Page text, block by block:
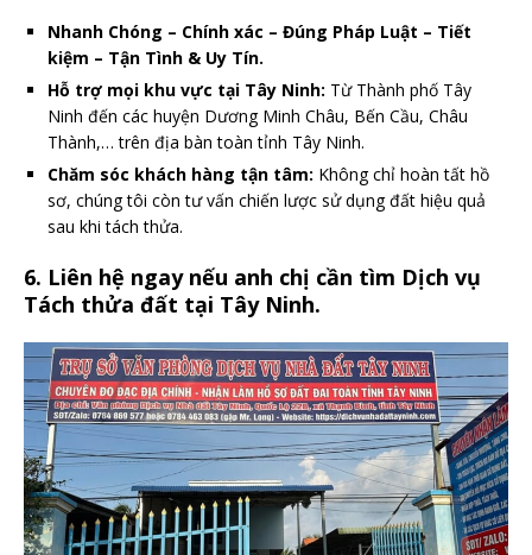
Nhanh Chóng – Chính xác – Đúng Pháp Luật – Tiết
kiệm – Tận Tình & Uy Tín.
Hỗ trợ mọi khu vực tại Tây Ninh: Từ Thành phố Tây
Ninh đến các huyện Dương Minh Châu, Bến Cầu, Châu
Thành,… trên địa bàn toàn tỉnh Tây Ninh.
Chăm sóc khách hàng tận tâm: Không chỉ hoàn tất hồ
sơ, chúng tôi còn tư vấn chiến lược sử dụng đất hiệu quả
sau khi tách thửa.
6. Liên hệ ngay nếu anh chị cần tìm Dịch vụ
Tách thửa đất tại Tây Ninh.